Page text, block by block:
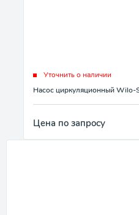
Уточнить о наличии
Насос циркуляционный Wilo-
Цена по запросу